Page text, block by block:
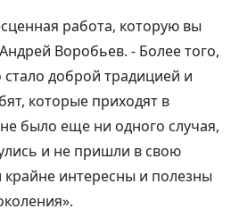
работа, которую вы
Воробьев. - Более того,
стало доброй традицией и
которые приходят в
было еще ни одного случая,
и не пришли в свою
интересны и полезны